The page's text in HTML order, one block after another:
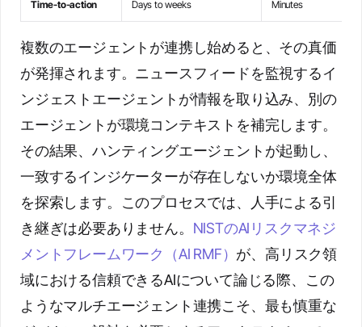
Time-to-action Days to weeks Minutes
複数のエージェントが連携し始めると、その真価
が発揮されます。ニュースフィードを監視するイ
ンジェストエージェントが情報を取り込み、別の
エージェントが環境コンテキストを補完します。
その結果、ハンティングエージェントが起動し、
一致するインジケーターが存在しないか環境全体
を探索します。このプロセスでは、人手による引
き継ぎは必要ありません。 NISTのAIリスクマネジ
メントフレームワーク（AI RMF） が、高リスク領
域における信頼できるAIについて論じる際、この
ようなマルチエージェント連携こそ、最も慎重な